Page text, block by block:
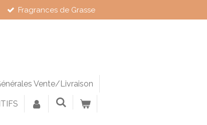
Fragrances de Grasse
Vente/Livraison